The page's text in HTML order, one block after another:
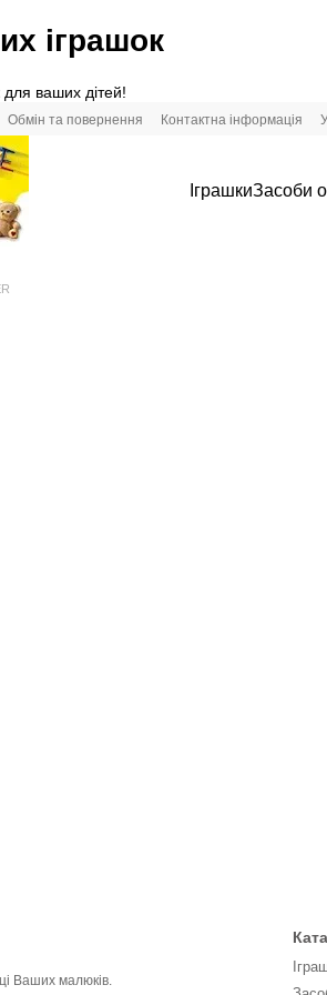
іграшок
для ваших дітей!
Обмін та повернення Контактна інформація
ІграшкиЗасоби
Ваших малюків.